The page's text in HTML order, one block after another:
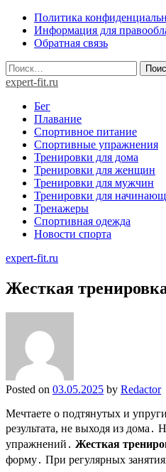
Skip
content
Политика
Информация для
Обратная связь
Найти:
expert-fit.ru
Бег
Плавание
Спортивное питание
Спортивные упражнения
Тренировки для дома
Тренировки для женщин
Тренировки для мужчин
Тренировки для
Тренажеры
Спортивная одежда
Новости спорта
expert-fit.ru
Жесткая
Posted on 03.05.2025 by Redactor
Мечтаете о подтянутых и
результата, не выходя из
упражнений․ Жесткая
форму․ При регулярных